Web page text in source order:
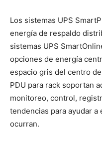
Los sistemas UPS
energía de respaldo
sistemas UPS
opciones de energía
espacio gris del centro
PDU para rack soportan
monitoreo, control,
tendencias para ayudar
ocurran.